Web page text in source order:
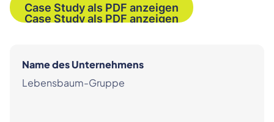
Case Study als PDF anzeigen
Case Study als PDF anzeigen
Name des Unternehmens
Lebensbaum-Gruppe